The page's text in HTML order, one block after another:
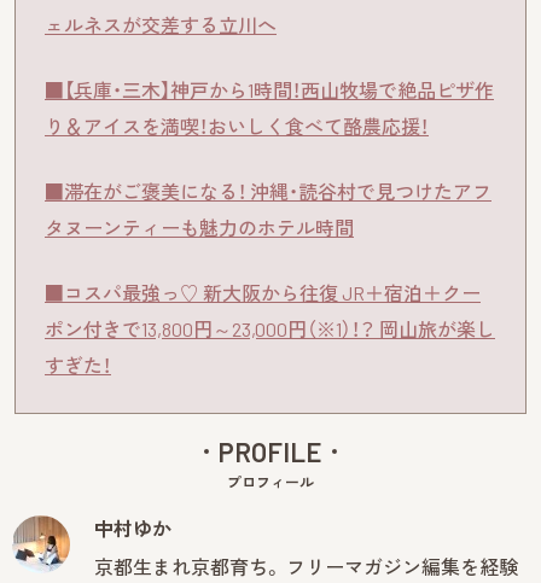
ェルネスが交差する立川へ
■【兵庫・三木】神戸から1時間！西山牧場で絶品ピザ作
り＆アイスを満喫！おいしく食べて酪農応援！
■滞在がご褒美になる！ 沖縄・読谷村で見つけたアフ
タヌーンティーも魅力のホテル時間
■コスパ最強っ♡ 新大阪から往復 JR＋宿泊＋クー
ポン付きで13,800円～23,000円（※1）！？ 岡山旅が楽し
すぎた！
PROFILE
プロフィール
中村ゆか
京都生まれ京都育ち。 フリーマガジン編集を経験